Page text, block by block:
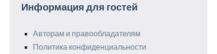
Информация для гостей
Авторам и правообладателям
Политика конфиденциальности